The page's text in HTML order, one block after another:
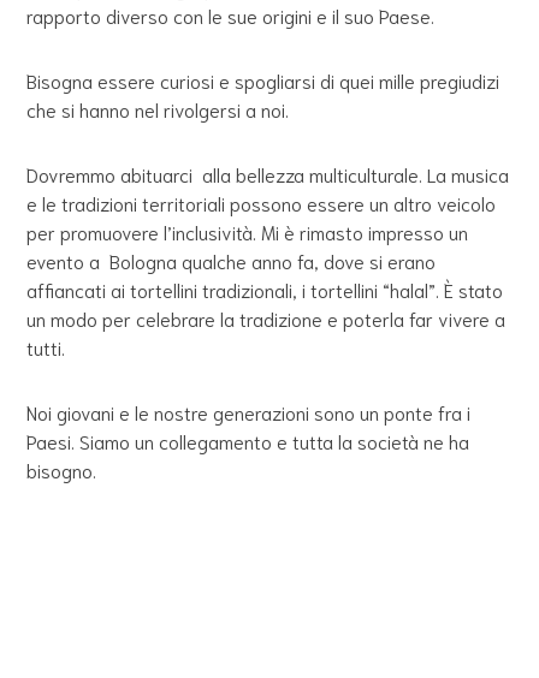
rapporto diverso con le sue origini e il suo Paese.
Bisogna essere curiosi e spogliarsi di quei mille pregiudizi
che si hanno nel rivolgersi a noi.
Dovremmo abituarci alla bellezza multiculturale. La musica
e le tradizioni territoriali possono essere un altro veicolo
per promuovere l’inclusività. Mi è rimasto impresso un
evento a Bologna qualche anno fa, dove si erano
affiancati ai tortellini tradizionali, i tortellini “halal”. È stato
un modo per celebrare la tradizione e poterla far vivere a
tutti.
Noi giovani e le nostre generazioni sono un ponte fra i
Paesi. Siamo un collegamento e tutta la società ne ha
bisogno.